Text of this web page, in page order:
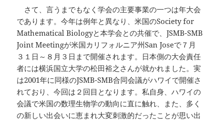
さて、言うまでもなく学会の主要事業の一つは年大会
であります。今年は例年と異なり、米国のSociety for
Mathematical Biologyと本学会との共催で、JSMB-SMB
Joint Meetingが米国カリフォルニア州San Joseで７月
３１日～８月３日まで開催されます。日本側の大会責任
者には横浜国立大学の松田裕之さんが就かれました。実
は2001年に同様のJSMB-SMB合同会議がハワイで開催さ
れており、今回は２回目となります。私自身、ハワイの
会議で米国の数理生物学の動向に直に触れ、また、多く
の新しい出会いに恵まれ大変刺激的だったことが思い出